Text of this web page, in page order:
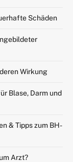
Schäden
Wirkung
Blase, Darm und
& Tipps zum BH-
Arzt?